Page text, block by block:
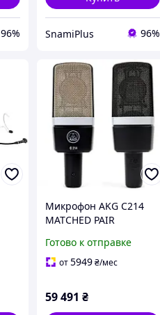
96% SnamiPlus 96%
Микрофон AKG C214
MATCHED PAIR
Готово к отправке
от5949₴/мес
59 491 ₴